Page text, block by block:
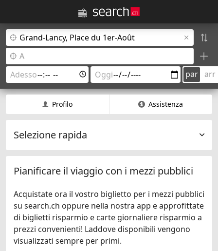
par arr
Profilo Assistenza
Selezione rapida
Pianificare il viaggio con i mezzi pubblici
Acquistate ora il vostro biglietto per i mezzi pubblici
su search.ch oppure nella nostra app e approfittate
di biglietti risparmio e carte giornaliere risparmio a
prezzi convenienti! Laddove disponibili vengono
visualizzati sempre per primi.